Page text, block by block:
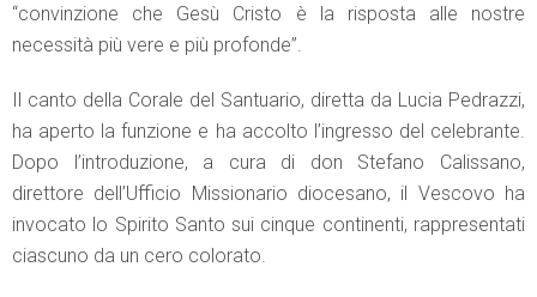
“convinzione che Gesù Cristo è la risposta alle nostre
necessità più vere e più profonde”.
Il canto della Corale del Santuario, diretta da Lucia Pedrazzi,
ha aperto la funzione e ha accolto l’ingresso del celebrante.
Dopo l’introduzione, a cura di don Stefano Calissano,
direttore dell’Ufficio Missionario diocesano, il Vescovo ha
invocato lo Spirito Santo sui cinque continenti, rappresentati
ciascuno da un cero colorato.